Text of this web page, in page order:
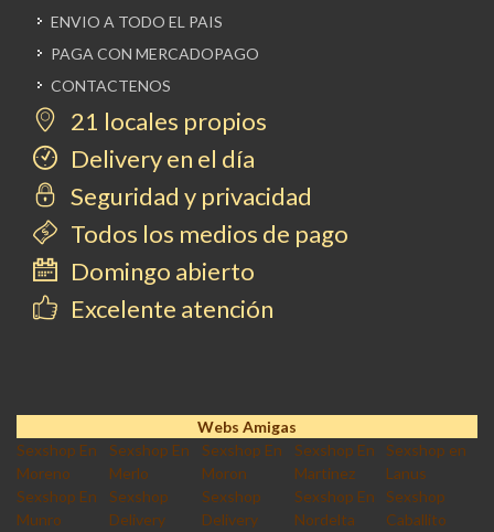
ENVIO A TODO EL PAIS
PAGA CON MERCADOPAGO
CONTACTENOS
21 locales propios
Delivery en el día
Seguridad y privacidad
Todos los medios de pago
Domingo abierto
Excelente atención
Webs Amigas
Sexshop En
Moreno
Sexshop En
Merlo
Sexshop En
Moron
Sexshop En
Martinez
Sexshop en
Lanus
Sexshop En
Munro
Sexshop
Delivery
Sexshop
Delivery
Sexshop En
Nordelta
Sexshop
Caballito